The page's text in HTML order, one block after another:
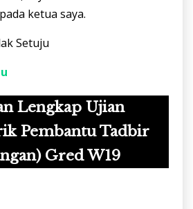
ketua saya.
Setuju
Lengkap Ujian
Pembantu Tadbir
Gred W19